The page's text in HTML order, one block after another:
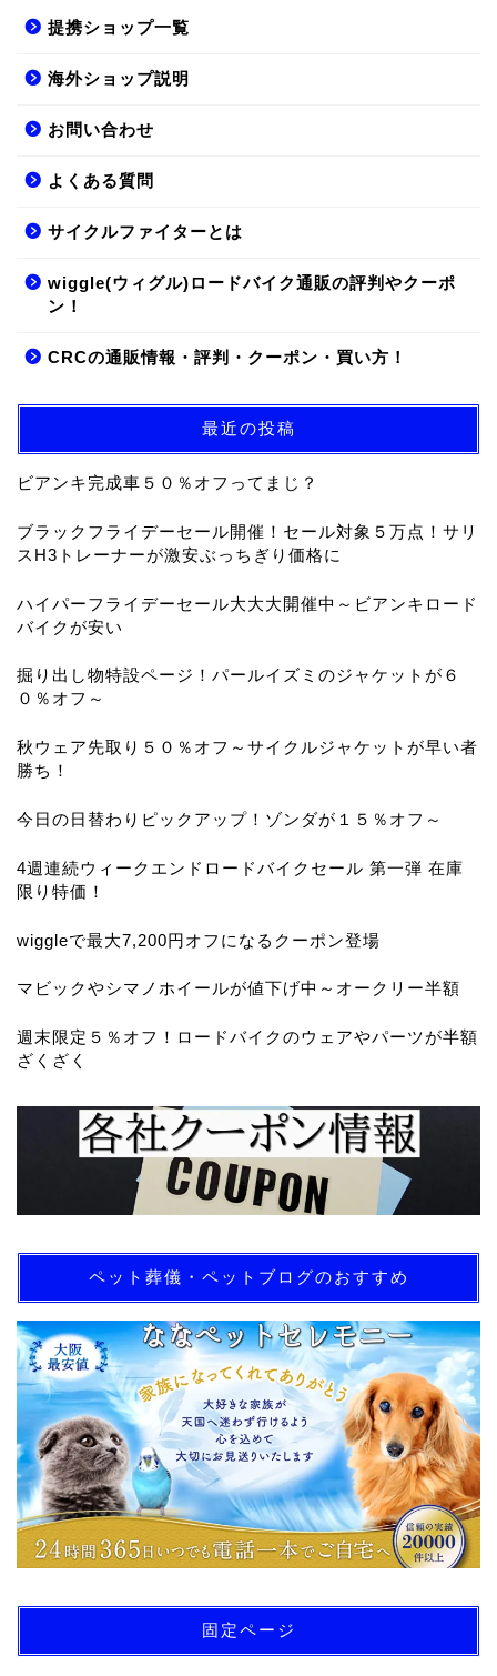
提携ショップ一覧
海外ショップ説明
お問い合わせ
よくある質問
サイクルファイターとは
wiggle(ウィグル)ロードバイク通販の評判やクーポ
ン！
CRCの通販情報・評判・クーポン・買い方！
最近の投稿
ビアンキ完成車５０％オフってまじ？
ブラックフライデーセール開催！セール対象５万点！サリ
スH3トレーナーが激安ぶっちぎり価格に
ハイパーフライデーセール大大大開催中～ビアンキロード
バイクが安い
掘り出し物特設ページ！パールイズミのジャケットが６
０％オフ～
秋ウェア先取り５０％オフ～サイクルジャケットが早い者
勝ち！
今日の日替わりピックアップ！ゾンダが１５％オフ～
4週連続ウィークエンドロードバイクセール 第一弾 在庫
限り特価！
wiggleで最大7,200円オフになるクーポン登場
マビックやシマノホイールが値下げ中～オークリー半額
週末限定５％オフ！ロードバイクのウェアやパーツが半額
ざくざく
ペット葬儀・ペットブログのおすすめ
固定ページ